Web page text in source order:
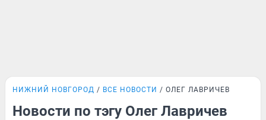
НИЖНИЙ НОВГОРОД ВСЕ НОВОСТИ ОЛЕГ ЛАВРИЧЕВ
Новости по тэгу Олег Лавричев